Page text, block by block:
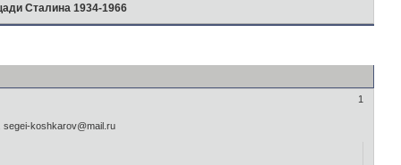
Сталина 1934-1966
1
koshkarov@mail.ru